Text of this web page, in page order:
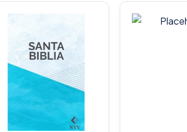
$16.500.
Current